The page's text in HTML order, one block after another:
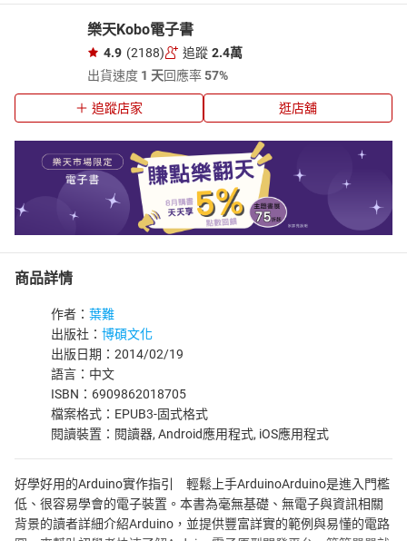
樂天Kobo電子書
4.9 (2188) 追蹤 2.4萬
出貨速度 1 天回應率57%
追蹤店家 逛店舖
商品詳情
作者： 葉難
出版社： 博碩文化
出版日期：2014/02/19
語言：中文
ISBN：6909862018705
檔案格式：EPUB3-固式格式
閱讀裝置：閱讀器, Android應用程式, iOS應用程式
好學好用的Arduino實作指引 輕鬆上手ArduinoArduino是進入門檻
低、很容易學會的電子裝置。本書為毫無基礎、無電子與資訊相關
背景的讀者詳細介紹Arduino，並提供豐富詳實的範例與易懂的電路